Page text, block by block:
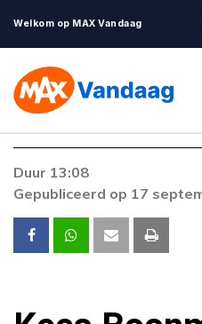
Welkom op MAX Vandaag
Er is een licentie-
contact op met
Duur 13:08
Gepubliceerd op 17